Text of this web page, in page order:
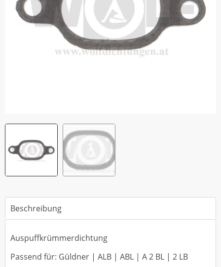
Beschreibung
Auspuffkrümmerdichtung
Passend für: Güldner | ALB | ABL | A 2 BL | 2 LB